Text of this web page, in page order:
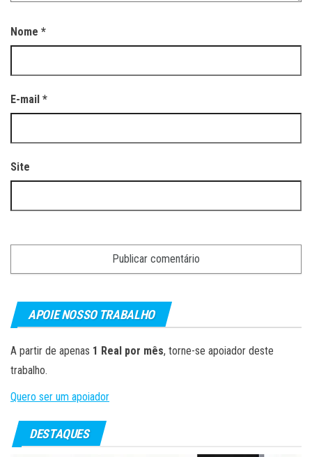
Nome *
E-mail *
Site
APOIE NOSSO TRABALHO
A partir de apenas 1 Real por mês, torne-se apoiador deste
trabalho.
Quero ser um apoiador
DESTAQUES